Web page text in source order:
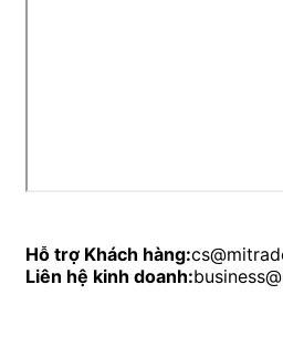
Hỗ trợ Khách hàng:
Liên hệ kinh doanh: